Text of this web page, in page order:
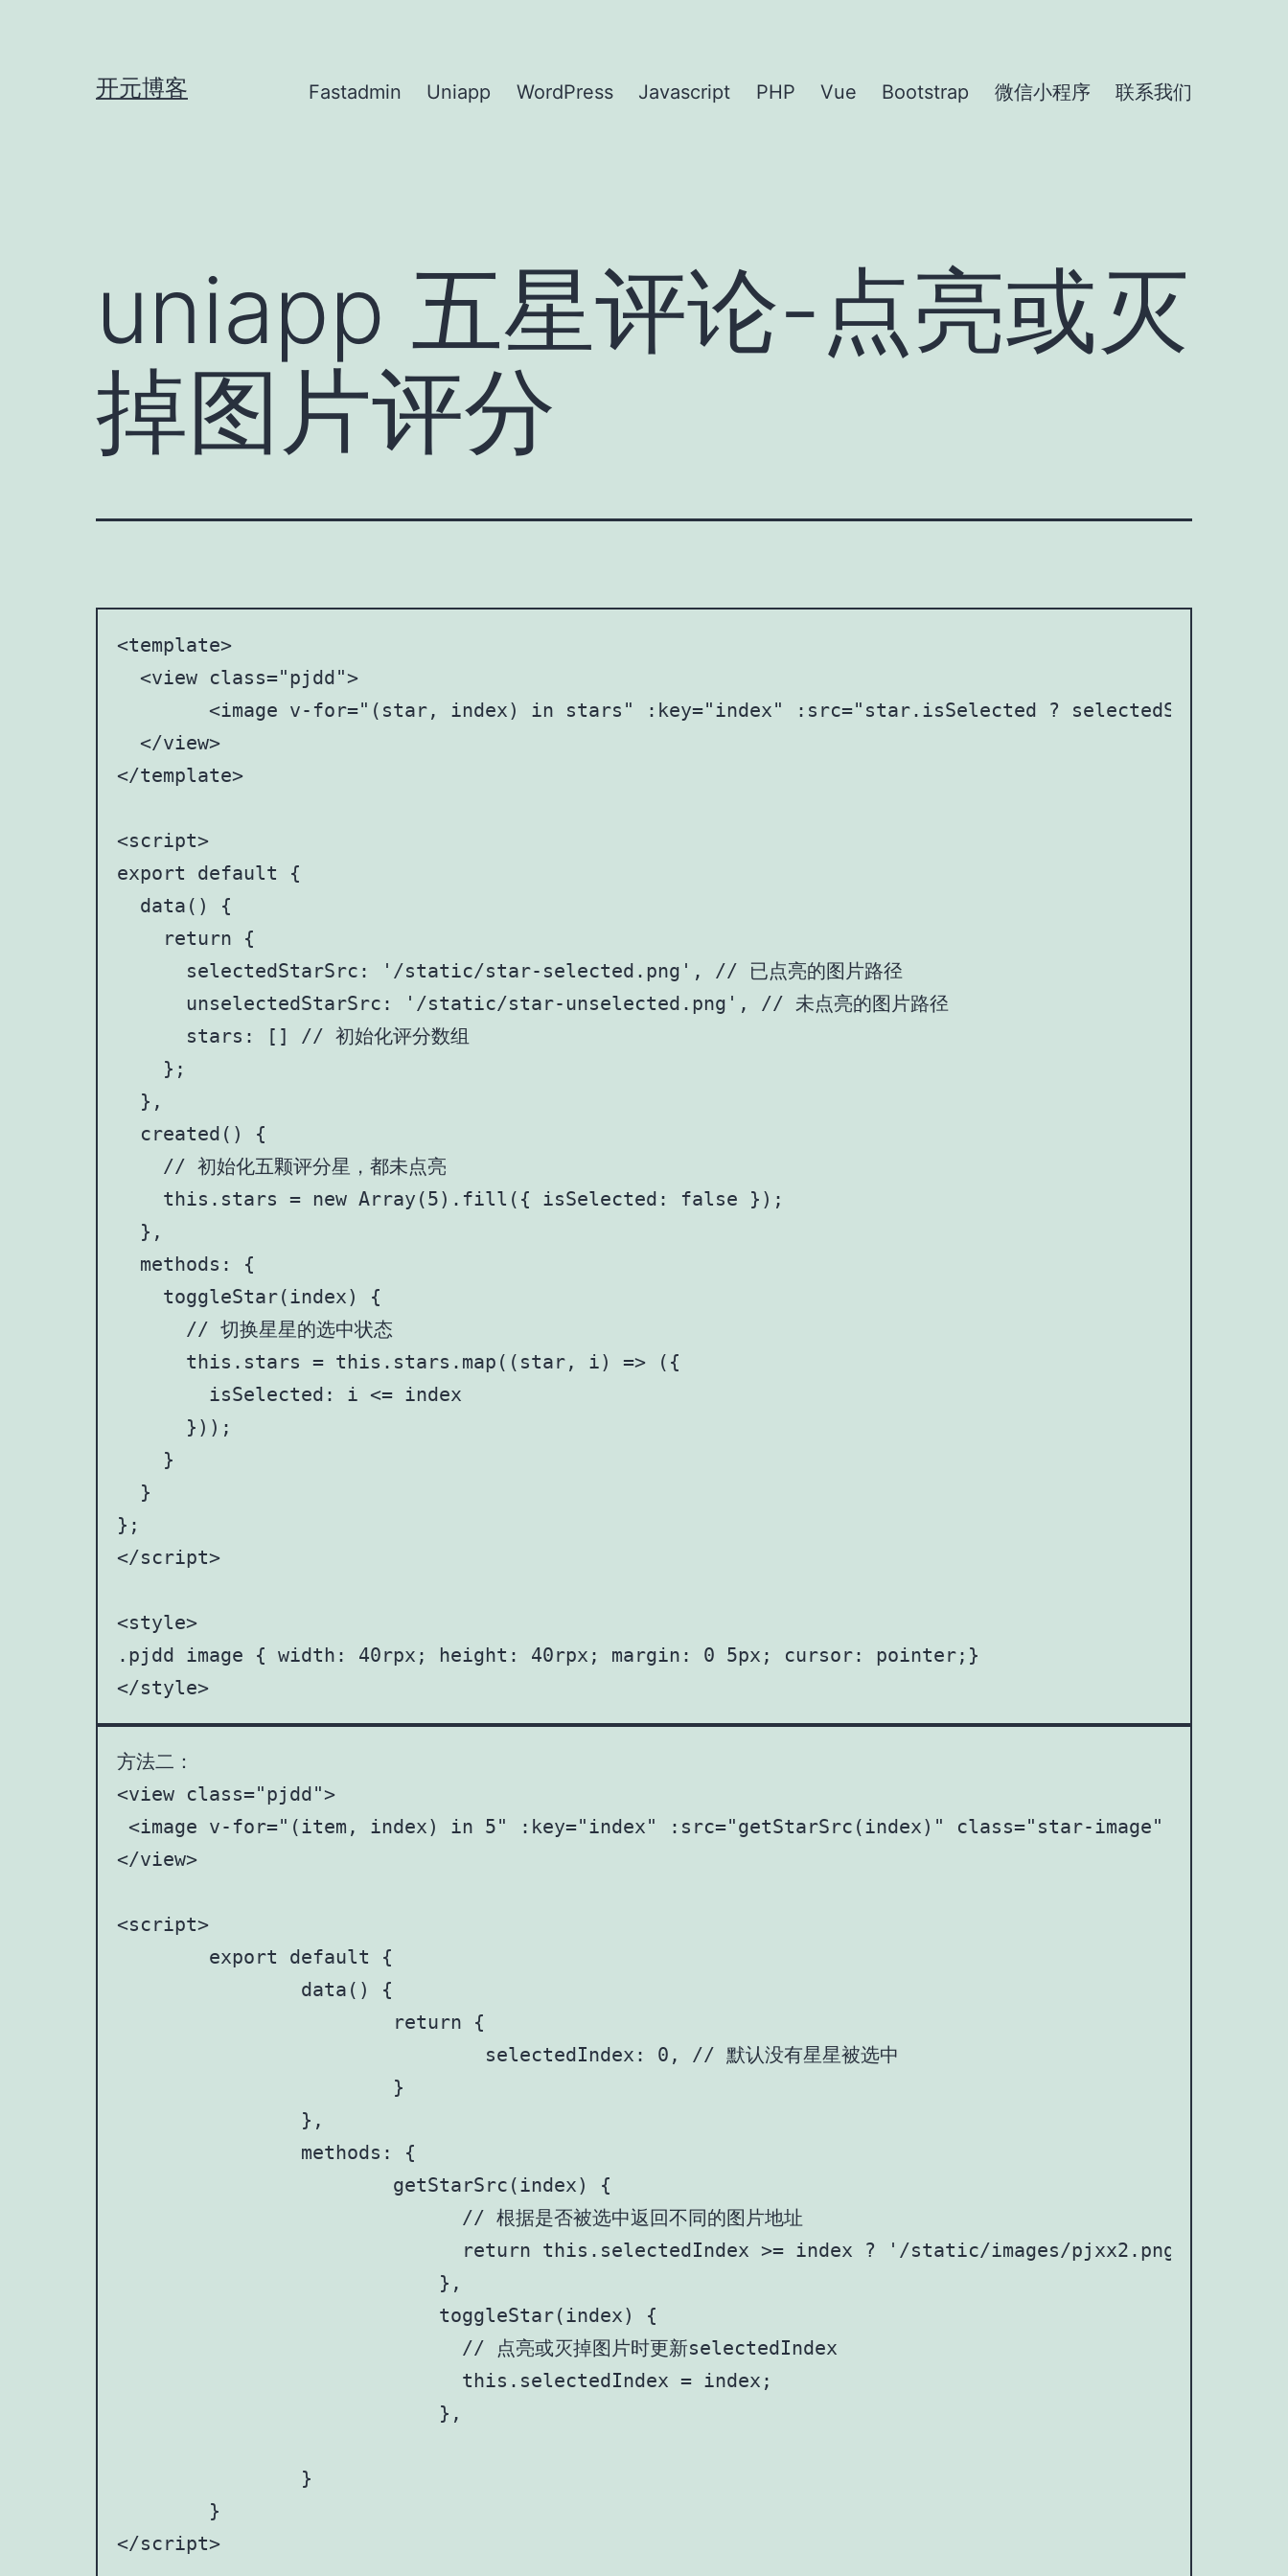
开元博客 Fastadmin Uniapp WordPress Javascript PHP Vue Bootstrap 微信小程序 联系我们
uniapp 五星评论-点亮或灭
掉图片评分
<template>
  <view class="pjdd">
  </view>
</template>
<script>
export default {
  data() {
    return {
      selectedStarSrc: '/static/star-selected.png', // 已点亮的图片路径
      unselectedStarSrc: '/static/star-unselected.png', // 未点亮的图片路径
      stars: [] // 初始化评分数组
    };
  },
  created() {
    // 初始化五颗评分星，都未点亮
    this.stars = new Array(5).fill({ isSelected: false });
  },
  methods: {
    toggleStar(index) {
      // 切换星星的选中状态
      this.stars = this.stars.map((star, i) => ({
        isSelected: i <= index
      }));
    }
  }
};
</script>
<style>
.pjdd image { width: 40rpx; height: 40rpx; margin: 0 5px; cursor: pointer;}
</style>
方法二：
<view class="pjdd">
<image v-for="(item, index) in 5" :key="index" :src="getStarSrc(index)" class="star-image"
</view>
<script>
</script>